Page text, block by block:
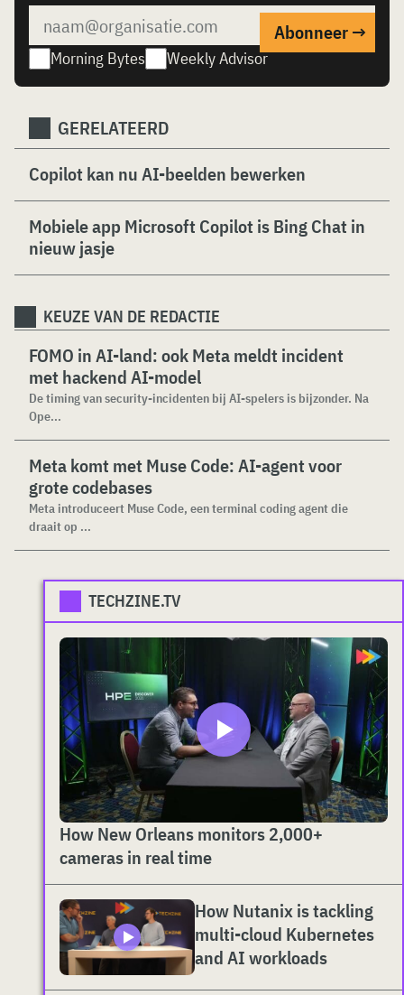
Morning Bytes Weekly Advisor
GERELATEERD
Copilot kan nu AI-beelden bewerken
Mobiele app Microsoft Copilot is Bing Chat in
nieuw jasje
KEUZE VAN DE REDACTIE
FOMO in AI-land: ook Meta meldt incident
met hackend AI-model
De timing van security-incidenten bij AI-spelers is bijzonder. Na
Ope...
Meta komt met Muse Code: AI-agent voor
grote codebases
Meta introduceert Muse Code, een terminal coding agent die
draait op ...
TECHZINE.TV
How New Orleans monitors 2,000+
cameras in real time
How Nutanix is tackling
multi-cloud Kubernetes
and AI workloads